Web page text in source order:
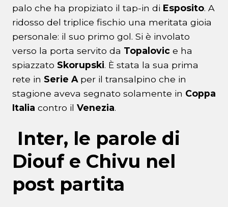
palo che ha propiziato il tap-in di Esposito. A
ridosso del triplice fischio una meritata gioia
personale: il suo primo gol. Si è involato
verso la porta servito da Topalovic e ha
spiazzato Skorupski. È stata la sua prima
rete in Serie A per il transalpino che in
stagione aveva segnato solamente in Coppa
Italia contro il Venezia.
Inter, le parole di
Diouf e Chivu nel
post partita